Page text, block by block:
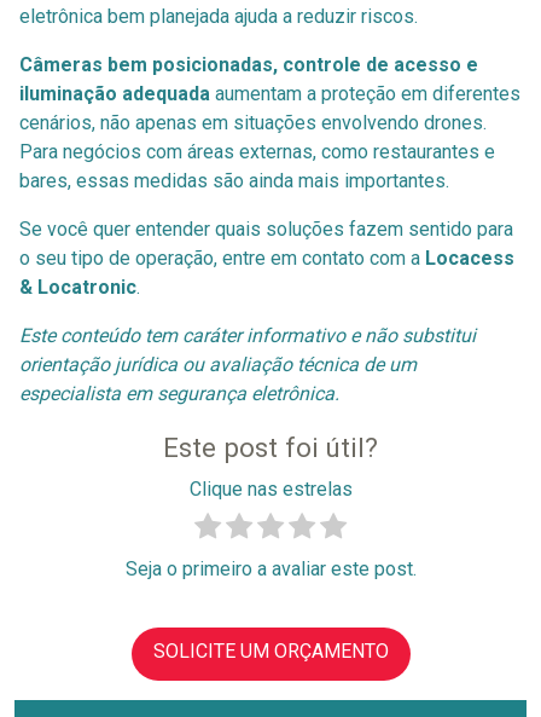
eletrônica bem planejada ajuda a reduzir riscos.
Câmeras bem posicionadas, controle de acesso e
iluminação adequada aumentam a proteção em diferentes
cenários, não apenas em situações envolvendo drones.
Para negócios com áreas externas, como restaurantes e
bares, essas medidas são ainda mais importantes.
Se você quer entender quais soluções fazem sentido para
o seu tipo de operação, entre em contato com a Locacess
& Locatronic.
Este conteúdo tem caráter informativo e não substitui
orientação jurídica ou avaliação técnica de um
especialista em segurança eletrônica.
Este post foi útil?
Clique nas estrelas
Seja o primeiro a avaliar este post.
SOLICITE UM ORÇAMENTO